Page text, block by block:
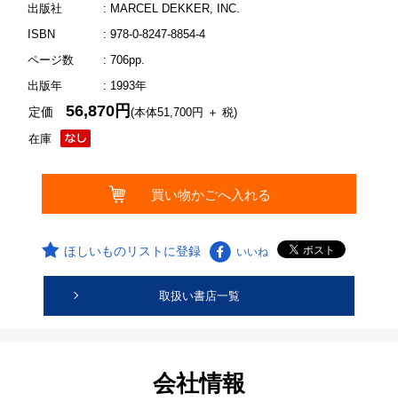
出版社
: MARCEL DEKKER, INC.
ISBN
: 978-0-8247-8854-4
ページ数
: 706pp.
出版年
: 1993年
在庫
定価56,870円(本体51,700円 ＋ 税)
ほしいものリストに登録 いいね
取扱い書店一覧
会社情報